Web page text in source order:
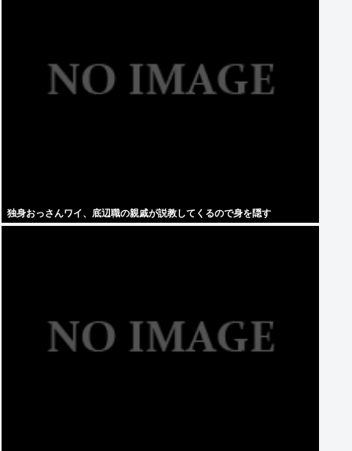
独身おっさんワイ、底辺職の親戚が説教してくるので身を隠す